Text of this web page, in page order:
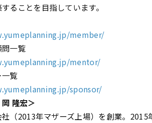
ることを目指しています。
member/
問一覧
mentor/
一覧
sponsor/
隆宏＞
（2013年マザーズ上場）を創業。